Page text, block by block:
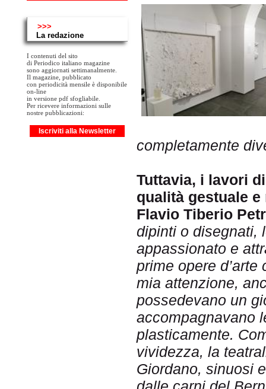
>>>
La redazione
I contenuti del sito
di Periodico italiano magazine
sono aggiornati settimanalmente.
Il magazine, pubblicato
con periodicità mensile è disponibile
on-line
in versione pdf sfogliabile.
Per ricevere informazioni sulle
nostre pubblicazioni:
Iscriviti alla Newsletter
completamente
Tuttavia, i lavori
qualità gestuale
Flavio Tiberio Pet
dipinti o disegnati,
appassionato e
prime opere
mia attenzione,
possedevano un
accompagnavano
plasticamente.
vividezza, la
Giordano, sinuosi